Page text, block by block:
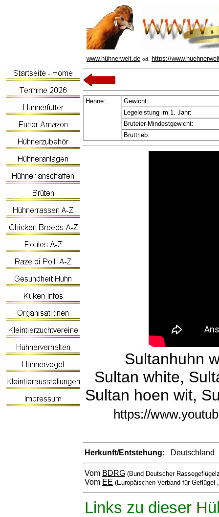
www.hühnerwelt.de od. https://
Henne:
Gewicht:
Legeleistung im 1. Jahr:
Bruteier-Mindestgewicht:
Bruttrieb:
Sultanhuhn
Sultan white,
Sultan hoen wit,
https://
Herkunft/Entstehung: Deutschland
Vom BDRG (Bund Deutscher
Vom EE (Europäischen Verband für
Links zu dieser